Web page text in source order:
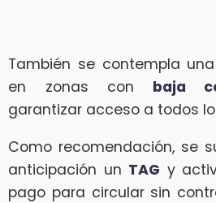
También se contempla
en zonas con baja
garantizar acceso a todos
Como recomendación, se
anticipación un TAG y
pago para circular sin